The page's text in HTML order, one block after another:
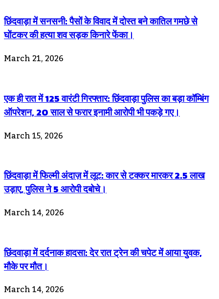
छिंदवाड़ा में सनसनी: पैसों के विवाद में दोस्त बने कातिल गमछे से
घोंटकर की हत्या शव सड़क किनारे फेंका।
March 21, 2026
एक ही रात में 125 वारंटी गिरफ्तार: छिंदवाड़ा पुलिस का बड़ा कॉम्बिंग
ऑपरेशन, 20 साल से फरार इनामी आरोपी भी पकड़े गए।
March 15, 2026
छिंदवाड़ा में फिल्मी अंदाज़ में लूट: कार से टक्कर मारकर 2.5 लाख
उड़ाए, पुलिस ने 5 आरोपी दबोचे।
March 14, 2026
छिंदवाड़ा में दर्दनाक हादसा: देर रात ट्रेन की चपेट में आया युवक,
मौके पर मौत।
March 14, 2026